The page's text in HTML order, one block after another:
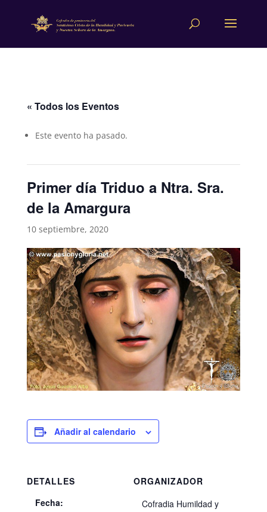
« Todos los Eventos
Este evento ha pasado.
Primer día Triduo a Ntra. Sra.
de la Amargura
10 septiembre, 2020
Añadir al calendario
DETALLES
Fecha:
ORGANIZADOR
Cofradia Humildad y